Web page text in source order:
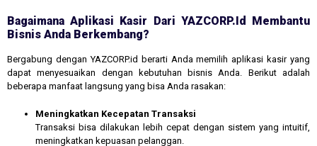
Bagaimana Aplikasi Kasir Dari YAZCORP.id Membantu
Bisnis Anda Berkembang?
Bergabung dengan YAZCORP.id berarti Anda memilih aplikasi kasir yang
dapat menyesuaikan dengan kebutuhan bisnis Anda. Berikut adalah
beberapa manfaat langsung yang bisa Anda rasakan:
Meningkatkan Kecepatan Transaksi
Transaksi bisa dilakukan lebih cepat dengan sistem yang intuitif,
meningkatkan kepuasan pelanggan.